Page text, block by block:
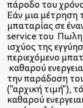
πάροδο του
Εάν μια μέτρηση
μπαταρίας σε
service του
ισχύος της
περιεχόμενο
καθαρού
την παράδοση
("αρχική τιμή"),
καθαρού